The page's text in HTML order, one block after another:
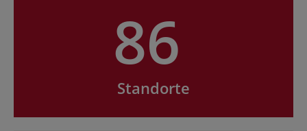
86
Standorte